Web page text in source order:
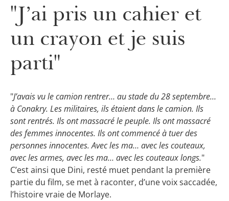
"J’ai pris un cahier et
un crayon et je suis
parti"
"J’avais vu le camion rentrer… au stade du 28 septembre…
à Conakry. Les militaires, ils étaient dans le camion. Ils
sont rentrés. Ils ont massacré le peuple. Ils ont massacré
des femmes innocentes. Ils ont commencé à tuer des
personnes innocentes. Avec les ma… avec les couteaux,
avec les armes, avec les ma… avec les couteaux longs."
C’est ainsi que Dini, resté muet pendant la première
partie du film, se met à raconter, d’une voix saccadée,
l’histoire vraie de Morlaye.